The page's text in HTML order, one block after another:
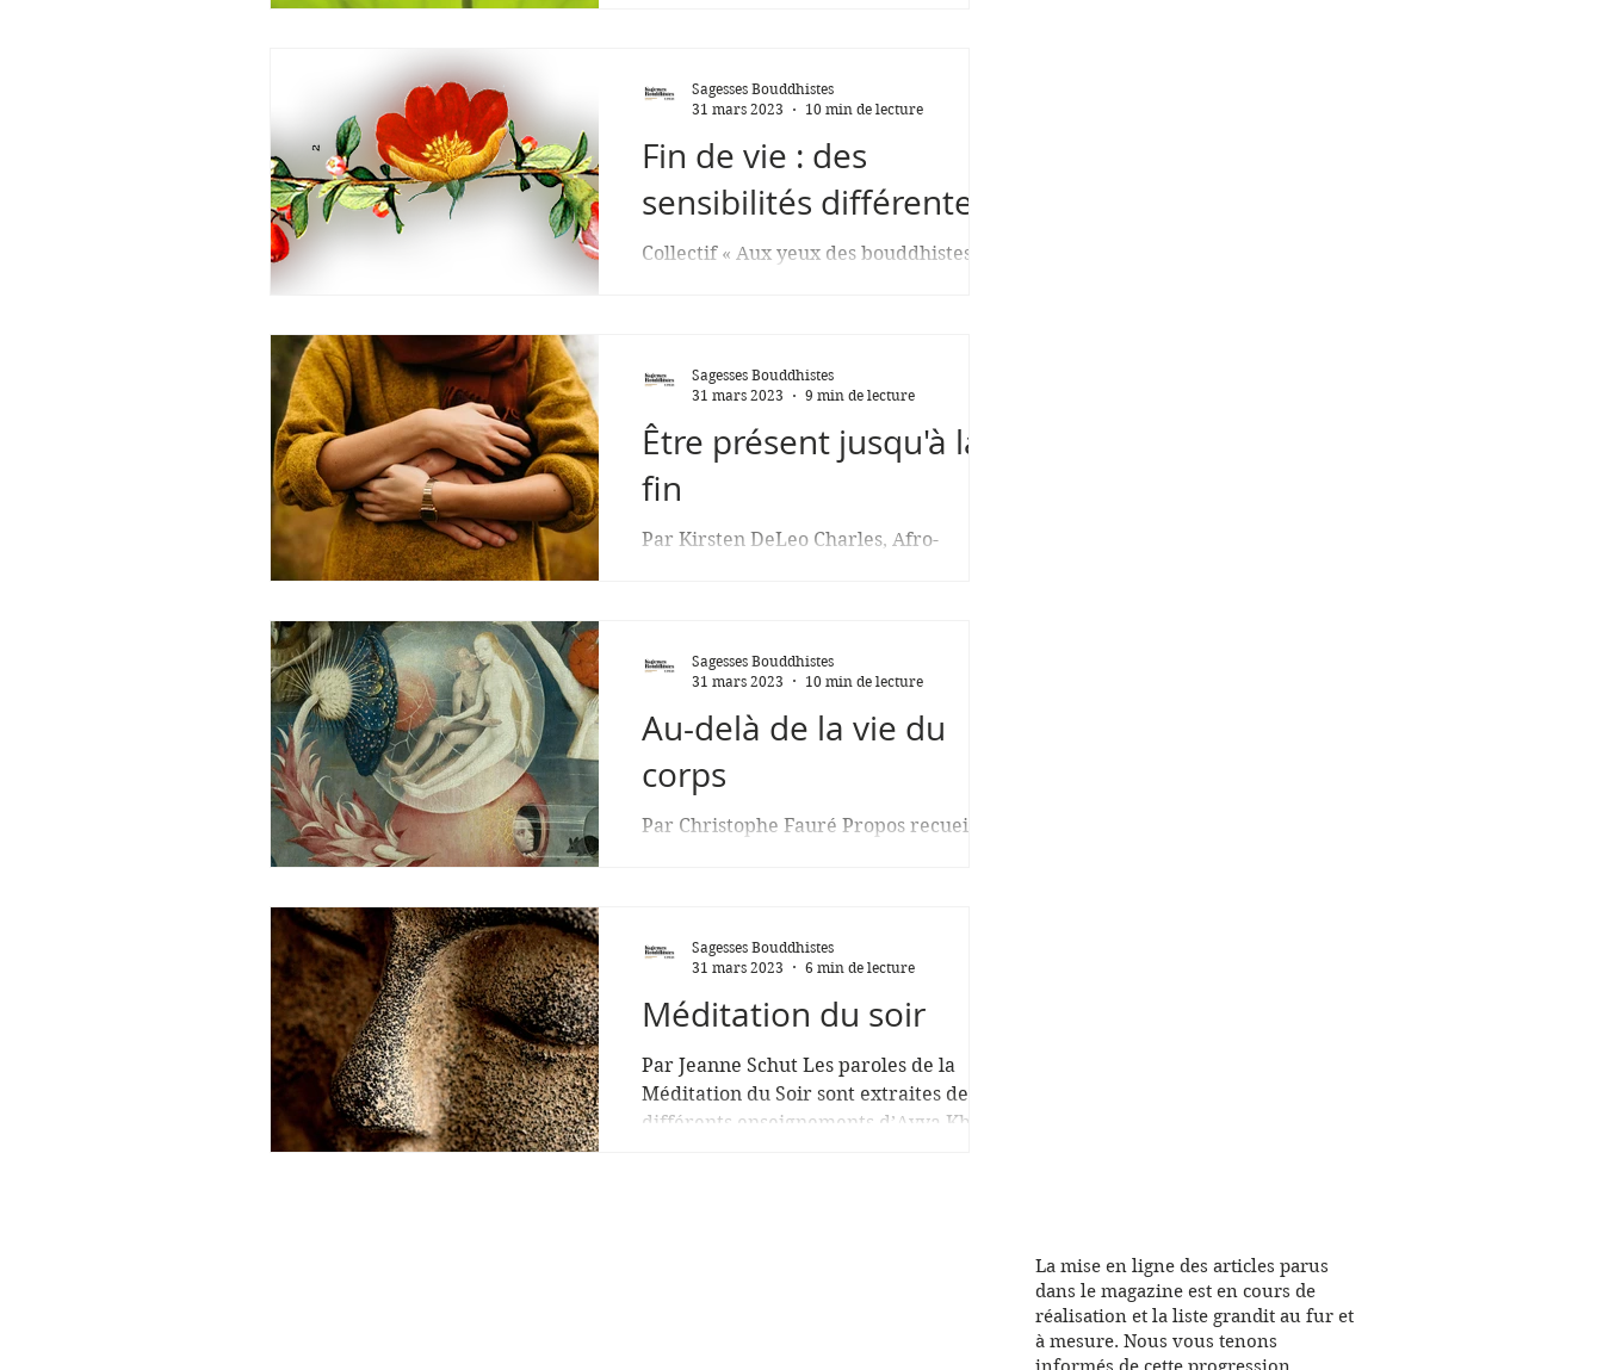
Fin de vie : des
sensibilités différentes
Collectif « Aux yeux des bouddhistes, la
Sagesses Bouddhistes
31 mars 2023
10 min de lecture
Être présent jusqu'à la
fin
Par Kirsten DeLeo Charles, Afro-
Sagesses Bouddhistes
31 mars 2023
9 min de lecture
Au-delà de la vie du
corps
Par Christophe Fauré Propos recueillis
Sagesses Bouddhistes
31 mars 2023
10 min de lecture
Méditation du soir
Par Jeanne Schut Les paroles de la
Méditation du Soir sont extraites de
différents enseignements d’Ayya Khema
Sagesses Bouddhistes
31 mars 2023
6 min de lecture
La mise en ligne des articles parus
dans le magazine est en cours de
réalisation et la liste grandit au fur et
à mesure. Nous vous tenons